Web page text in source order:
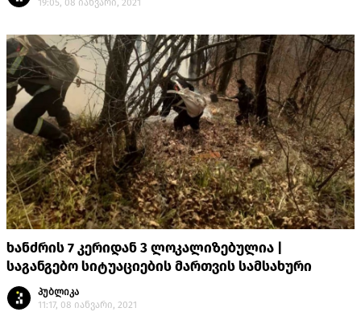
19:05, 08 იანვარი, 2021
ხანძრის 7 კერიდან 3 ლოკალიზებულია |
საგანგებო სიტუაციების მართვის სამსახური
პუბლიკა
11:17, 08 იანვარი, 2021